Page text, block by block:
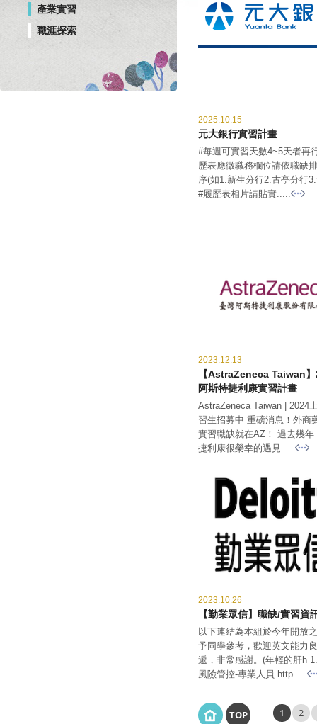
產業實習
職涯探索
2025.10.15
元大銀行實習計畫
#每週可實習天數4~5天者再
歷表應徵職務欄位請依職缺
序(如1.新生分行2.古亭分行
#履歷表相片請貼實.....
2023.12.13
【AstraZeneca Taiwan
阿斯特捷利康實習計畫
AstraZeneca Taiwan | 2024
習生招募中 重磅消息！外商
實習職缺就在AZ！ 過去幾年
捷利康很榮幸的遇見.....
2023.10.26
【勤業眾信】職缺/實習資
以下連結為本組於今年開放
予同學參考，歡迎英文能力
遞，非常感謝。(年輕的肝h
風險管控-專業人員 http.....
TOP 1 2